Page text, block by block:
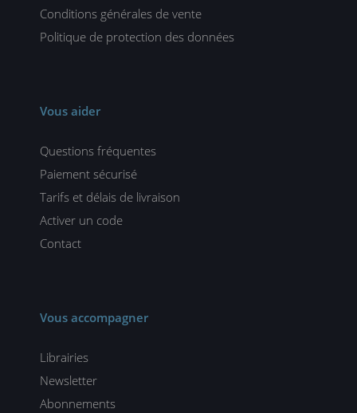
Conditions générales de vente
Politique de protection des données
Vous aider
Questions fréquentes
Paiement sécurisé
Tarifs et délais de livraison
Activer un code
Contact
Vous accompagner
Librairies
Newsletter
Abonnements